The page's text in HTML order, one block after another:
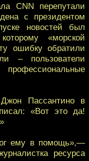
CNN перепутали
с президентом
новостей был
«морской
ошибку обратили
– пользователи
Пассантино в
«Вот это да!
ему в помощь»,—
ресурса